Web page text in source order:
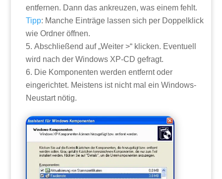
entfernen. Dann das ankreuzen, was einem fehlt.
Tipp: Manche Einträge lassen sich per Doppelklick
wie Ordner öffnen.
Abschließend auf „Weiter >“ klicken. Eventuell
wird nach der Windows XP-CD gefragt.
Die Komponenten werden entfernt oder
eingerichtet. Meistens ist nicht mal ein Windows-
Neustart nötig.